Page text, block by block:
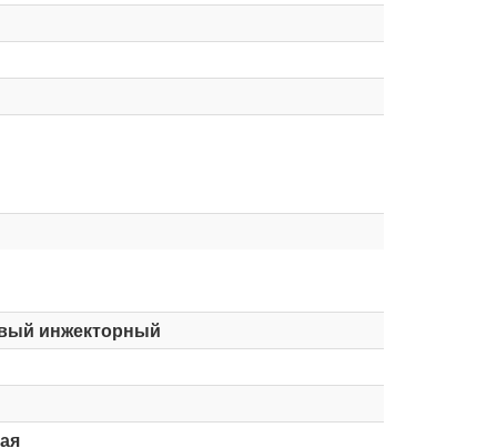
инжекторный